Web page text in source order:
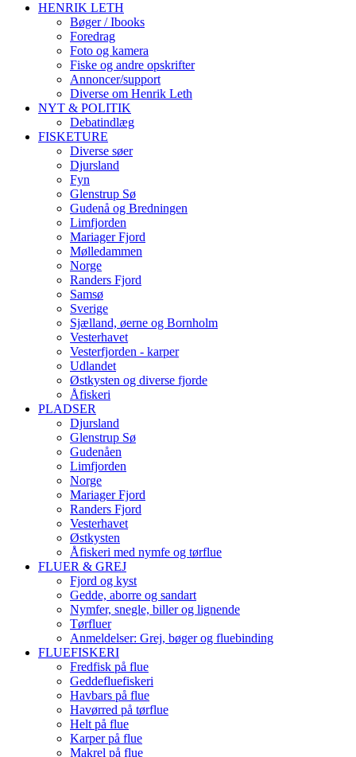
HENRIK LETH
Bøger / Ibooks
Foredrag
Foto og kamera
Fiske og andre opskrifter
Annoncer/support
Diverse om Henrik Leth
NYT & POLITIK
Debatindlæg
FISKETURE
Diverse søer
Djursland
Fyn
Glenstrup Sø
Gudenå og Bredningen
Limfjorden
Mariager Fjord
Mølledammen
Norge
Randers Fjord
Samsø
Sverige
Sjælland, øerne og Bornholm
Vesterhavet
Vesterfjorden - karper
Udlandet
Østkysten og diverse fjorde
Åfiskeri
PLADSER
Djursland
Glenstrup Sø
Gudenåen
Limfjorden
Norge
Mariager Fjord
Randers Fjord
Vesterhavet
Østkysten
Åfiskeri med nymfe og tørflue
FLUER & GREJ
Fjord og kyst
Gedde, aborre og sandart
Nymfer, snegle, biller og lignende
Tørfluer
Anmeldelser: Grej, bøger og fluebinding
FLUEFISKERI
Fredfisk på flue
Geddefluefiskeri
Havbars på flue
Havørred på tørflue
Helt på flue
Karper på flue
Makrel på flue